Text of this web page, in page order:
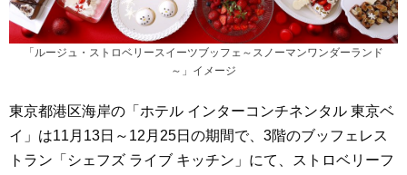
「ルージュ・ストロベリースイーツブッフェ～スノーマンワンダーランド
～」イメージ
東京都港区海岸の「ホテル インターコンチネンタル 東京ベ
イ」は11月13日～12月25日の期間で、3階のブッフェレス
トラン「シェフズ ライブ キッチン」にて、ストロベリーフ